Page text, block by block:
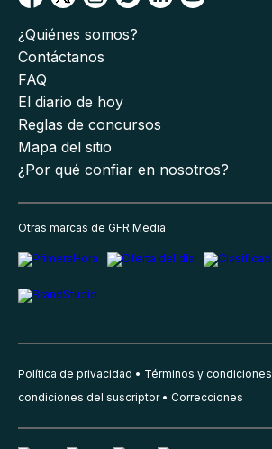
¿Quiénes somos?
Contáctanos
FAQ
El diario de hoy
Reglas de concursos
Mapa del sitio
¿Por qué confiar en nosotros?
Otras marcas de GFR Media
Política de privacidad Términos y condiciones
condiciones del suscriptor
Correcciones